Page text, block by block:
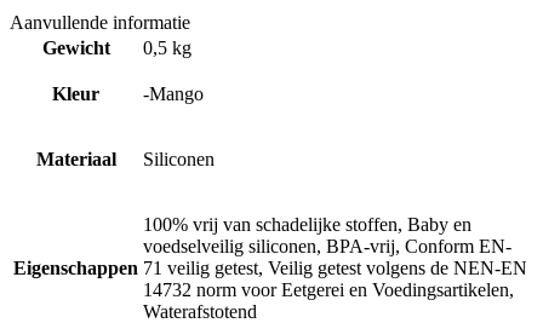
Aanvullende informatie
Gewicht
0,5 kg
Kleur -Mango
Materiaal Siliconen
Eigenschappen
100% vrij van schadelijke stoffen, Baby en
voedselveilig siliconen, BPA-vrij, Conform EN-
71 veilig getest, Veilig getest volgens de NEN-EN
14732 norm voor Eetgerei en Voedingsartikelen,
Waterafstotend